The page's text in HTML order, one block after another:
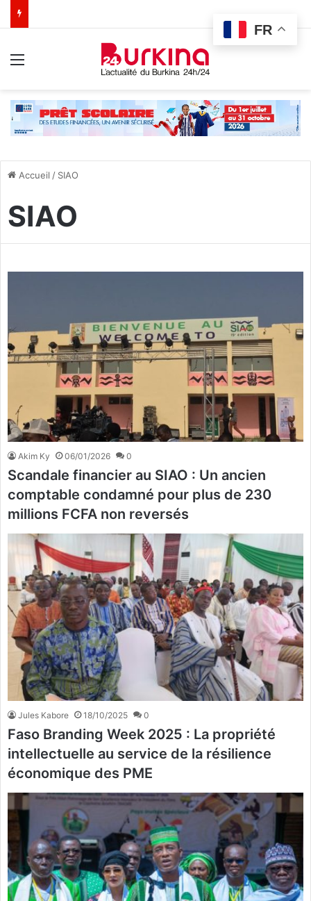
Accueil / SIAO
SIAO
Akim Ky 06/01/2026 0
Scandale financier au SIAO : Un ancien
comptable condamné pour plus de 230
millions FCFA non reversés
Jules Kabore 18/10/2025 0
Faso Branding Week 2025 : La propriété
intellectuelle au service de la résilience
économique des PME
FR